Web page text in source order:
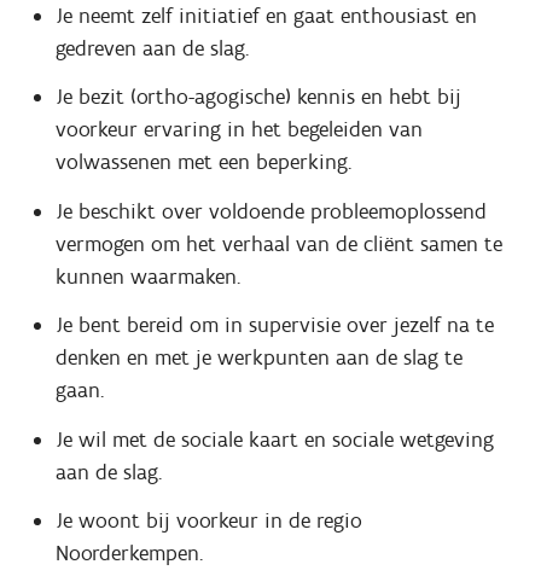
Je neemt zelf initiatief en gaat enthousiast en
gedreven aan de slag.
Je bezit (ortho-agogische) kennis en hebt bij
voorkeur ervaring in het begeleiden van
volwassenen met een beperking.
Je beschikt over voldoende probleemoplossend
vermogen om het verhaal van de cliënt samen te
kunnen waarmaken.
Je bent bereid om in supervisie over jezelf na te
denken en met je werkpunten aan de slag te
gaan.
Je wil met de sociale kaart en sociale wetgeving
aan de slag.
Je woont bij voorkeur in de regio
Noorderkempen.